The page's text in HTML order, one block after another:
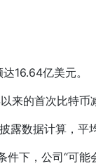
16.64亿美元。
来的首次比特币
数据计算，平
下，公司“可能